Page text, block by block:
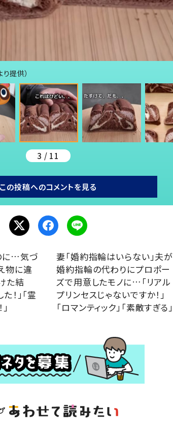
提供）
3 / 11
この投稿へのコメントを見る
に…気づ
物に違
た結
！」「霊
妻「婚約指輪はいらない」夫が
婚約指輪の代わりにプロポー
ズで用意したモノに…「リアル
プリンセスじゃないですか！」
「ロマンティック」「素敵すぎる」